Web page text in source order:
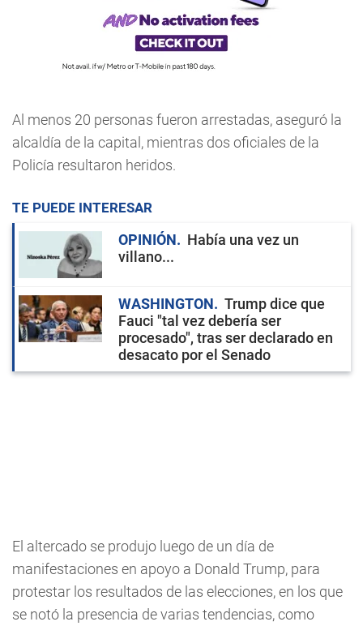
Al menos 20 personas fueron arrestadas, aseguró la
alcaldía de la capital, mientras dos oficiales de la
Policía resultaron heridos.
TE PUEDE INTERESAR
OPINIÓN
Había una vez un
villano...
WASHINGTON
Trump dice que
Fauci "tal vez debería ser
procesado", tras ser declarado en
desacato por el Senado
El altercado se produjo luego de un día de
manifestaciones en apoyo a Donald Trump, para
protestar los resultados de las elecciones, en los que
se notó la presencia de varias tendencias, como